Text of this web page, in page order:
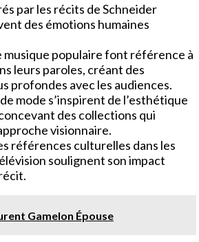
par les récits de Schneider
des émotions humaines
musique populaire font référence à
leurs paroles, créant des
profondes avec les audiences.
mode s’inspirent de l’esthétique
des collections qui
visionnaire.
références culturelles dans les
soulignent son impact
Gamelon Épouse